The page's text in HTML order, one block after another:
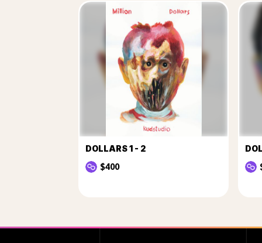
DOLLARS 1 - 2
$400